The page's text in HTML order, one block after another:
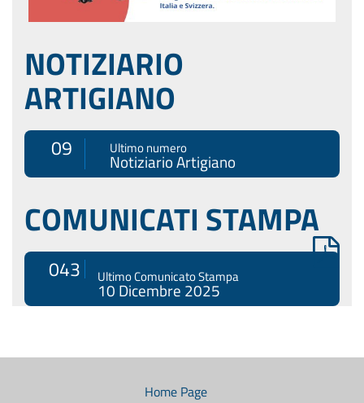
NOTIZIARIO
ARTIGIANO
09 Ultimo numero
Notiziario Artigiano
COMUNICATI STAMPA
043 Ultimo Comunicato Stampa
10 Dicembre 2025
Home Page